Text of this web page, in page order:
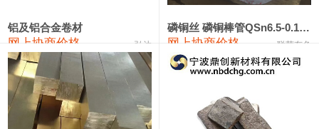
1#电解锰(99.7%袋装) 18,000—18,200 18,100 100
1#铬 60,000—82,000
553#硅 9,300—9,500
441#硅 9,600—9,800 9,700
铝及铝合金卷材
网上协商价格 弘达
磷铜丝 磷铜棒管QSn6.5-0.1 7-0.2 8-0.3
网上协商价格 联荣有色